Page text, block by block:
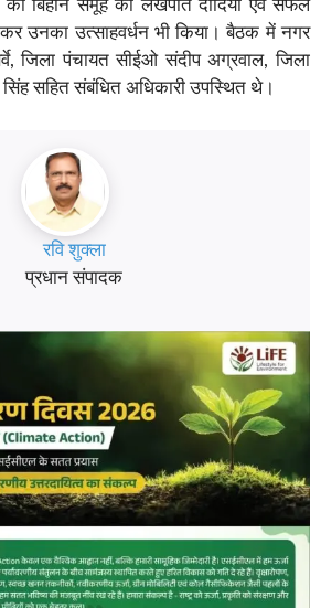
बिहान समूह की लखपति दीदियों एवं सफल
कर उनका उत्साहवर्धन भी किया। बैठक में नगर
जिला पंचायत सीईओ संदीप अग्रवाल, जिला
सहित संबंधित अधिकारी उपस्थित थे।
रवि शुक्ला
प्रधान संपादक